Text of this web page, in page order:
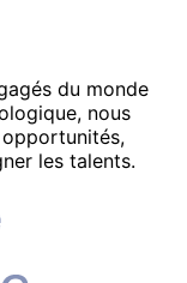
du monde
nous
les talents.